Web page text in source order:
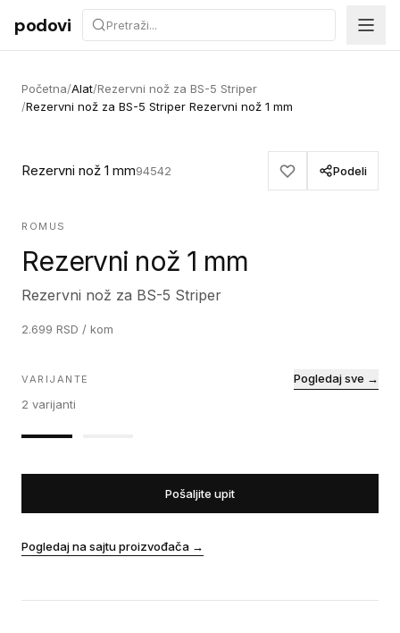
Preskoči na sadržaj
podovi
Početna/Alat/Rezervni nož za BS-5 Striper
/Rezervni nož za BS-5 Striper Rezervni nož 1 mm
Rezervni nož 1 mm94542 Podeli
ROMUS
Rezervni nož 1 mm
Rezervni nož za BS-5 Striper
2.699 RSD / kom
VARIJANTE
2 varijanti
Pogledaj sve →
Pošaljite upit
Pogledaj na sajtu proizvođača →